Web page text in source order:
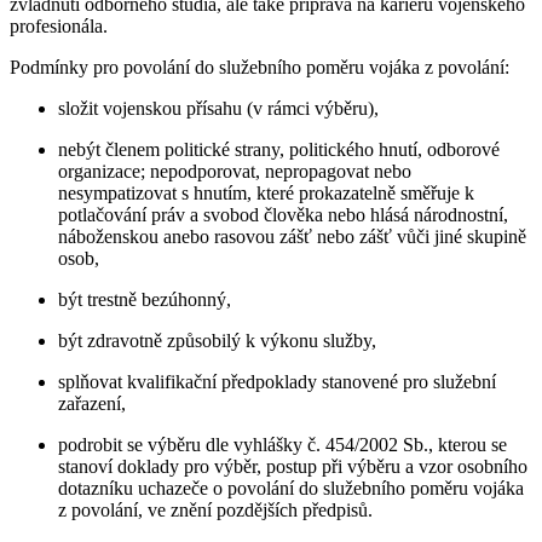
profesionála.
Podmínky pro povolání do služebního poměru vojáka z povolání:
složit vojenskou přísahu (v rámci výběru),
nebýt členem politické strany, politického hnutí, odborové
organizace; nepodporovat, nepropagovat nebo
nesympatizovat s hnutím, které prokazatelně směřuje k
potlačování práv a svobod člověka nebo hlásá národnostní,
náboženskou anebo rasovou zášť nebo zášť vůči jiné skupině
osob,
být trestně bezúhonný,
být zdravotně způsobilý k výkonu služby,
splňovat kvalifikační předpoklady stanovené pro služební
zařazení,
podrobit se výběru dle vyhlášky č. 454/2002 Sb., kterou se
stanoví doklady pro výběr, postup při výběru a vzor osobního
dotazníku uchazeče o povolání do služebního poměru vojáka
z povolání, ve znění pozdějších předpisů.